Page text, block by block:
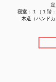
定
寝室：１（１階
木造（ハンド